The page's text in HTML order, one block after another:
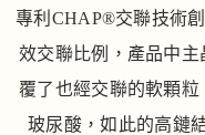
專利CHAP®交聯技術
效交聯比例，產品中
覆了也經交聯的軟顆
玻尿酸，如此的高鏈